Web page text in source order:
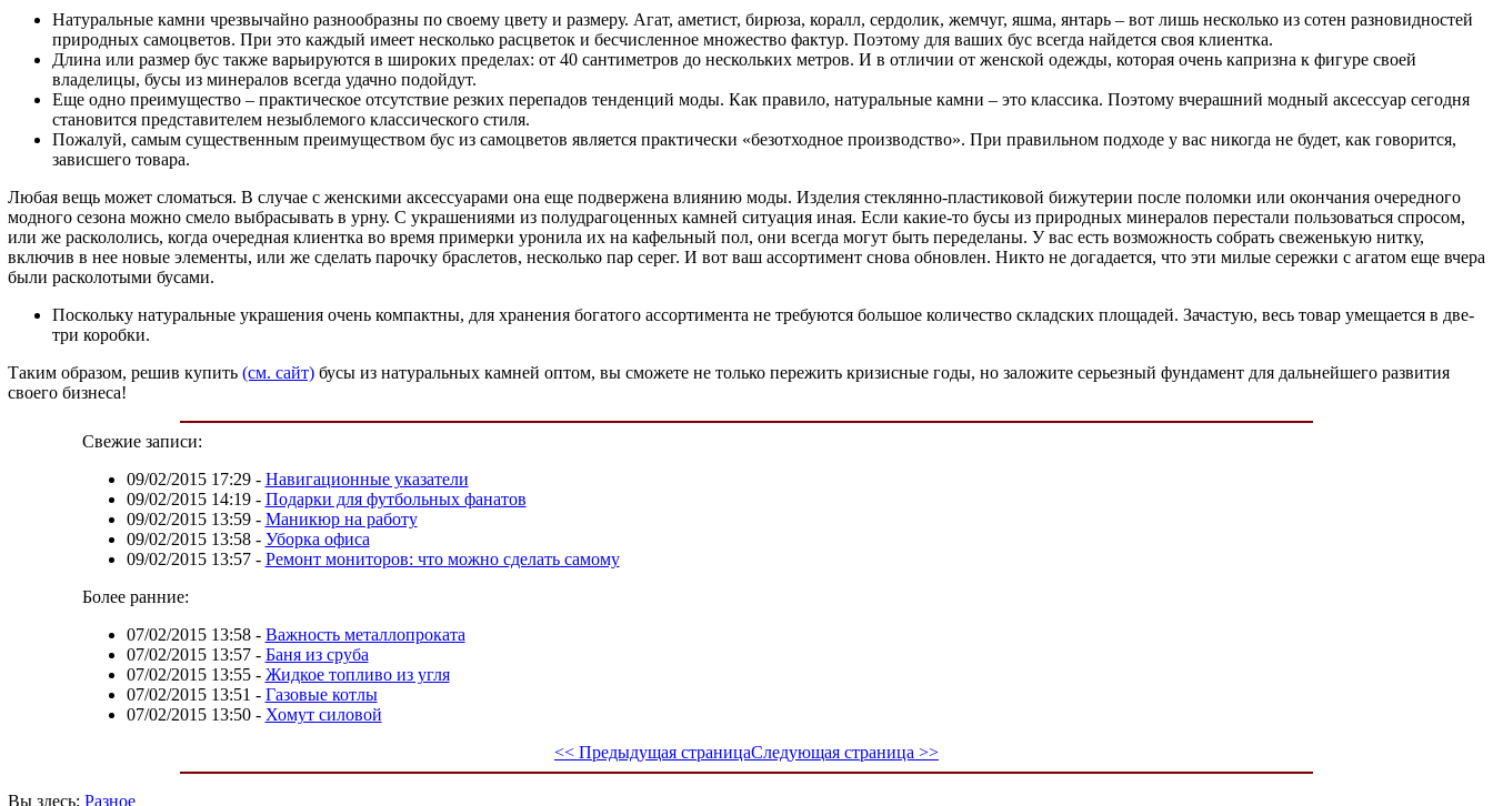
Натуральные камни чрезвычайно разнообразны по своему цвету и размеру. Агат, аметист, бирюза, коралл, сердолик, жемчуг, яшма, янтарь – вот лишь несколько из сотен разновидностей
природных самоцветов. При это каждый имеет несколько расцветок и бесчисленное множество фактур. Поэтому для ваших бус всегда найдется своя клиентка.
Длина или размер бус также варьируются в широких пределах: от 40 сантиметров до нескольких метров. И в отличии от женской одежды, которая очень капризна к фигуре своей
владелицы, бусы из минералов всегда удачно подойдут.
Еще одно преимущество – практическое отсутствие резких перепадов тенденций моды. Как правило, натуральные камни – это классика. Поэтому вчерашний модный аксессуар сегодня
становится представителем незыблемого классического стиля.
Пожалуй, самым существенным преимуществом бус из самоцветов является практически «безотходное производство». При правильном подходе у вас никогда не будет, как говорится,
зависшего товара.
Любая вещь может сломаться. В случае с женскими аксессуарами она еще подвержена влиянию моды. Изделия стеклянно-пластиковой бижутерии после поломки или окончания очередного
модного сезона можно смело выбрасывать в урну. С украшениями из полудрагоценных камней ситуация иная. Если какие-то бусы из природных минералов перестали пользоваться спросом,
или же раскололись, когда очередная клиентка во время примерки уронила их на кафельный пол, они всегда могут быть переделаны. У вас есть возможность собрать свеженькую нитку,
включив в нее новые элементы, или же сделать парочку браслетов, несколько пар серег. И вот ваш ассортимент снова обновлен. Никто не догадается, что эти милые сережки с агатом еще вчера
были расколотыми бусами.
Поскольку натуральные украшения очень компактны, для хранения богатого ассортимента не требуются большое количество складских площадей. Зачастую, весь товар умещается в две-
три коробки.
Таким образом, решив купить (см. сайт) бусы из натуральных камней оптом, вы сможете не только пережить кризисные годы, но заложите серьезный фундамент для дальнейшего развития
своего бизнеса!
Свежие записи:
09/02/2015 17:29- Навигационные указатели
09/02/2015 14:19- Подарки для футбольных фанатов
09/02/2015 13:59- Маникюр на работу
09/02/2015 13:58- Уборка офиса
09/02/2015 13:57- Ремонт мониторов: что можно сделать самому
Более ранние:
07/02/2015 13:58- Важность металлопроката
07/02/2015 13:57- Баня из сруба
07/02/2015 13:55- Жидкое топливо из угля
07/02/2015 13:51 - Газовые котлы
07/02/2015 13:50- Хомут силовой
<< Предыдущая страницаСледующая страница >>
Вы здесь: Разное